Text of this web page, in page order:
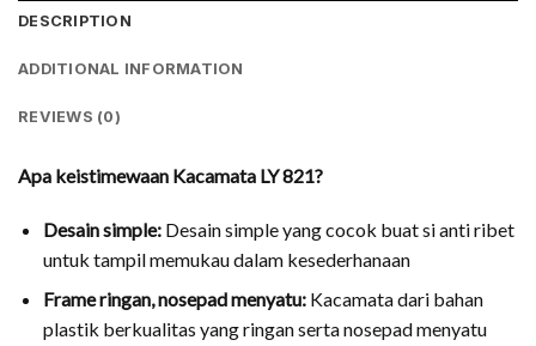
DESCRIPTION
ADDITIONAL INFORMATION
REVIEWS (0)
Apa keistimewaan Kacamata LY 821?
Desain simple:Desain simple yang cocok buat si anti ribet
untuk tampil memukau dalam kesederhanaan
Frame ringan, nosepad menyatu: Kacamata dari bahan
plastik berkualitas yang ringan serta nosepad menyatu